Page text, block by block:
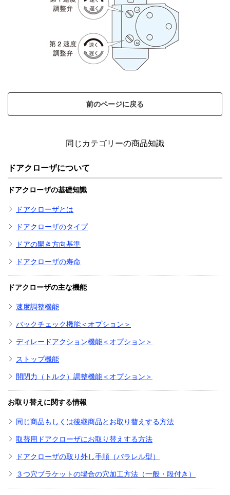
前のページに戻る
同じカテゴリーの商品知識
ドアクローザについて
ドアクローザの基礎知識
ドアクローザとは
ドアクローザのタイプ
ドアの開き方向基準
ドアクローザの寿命
ドアクローザの主な機能
速度調整機能
バックチェック機能＜オプション＞
ディレードアクション機能＜オプション＞
ストップ機能
開閉力（トルク）調整機能＜オプション＞
お取り替えに関する情報
同じ商品もしくは後継商品とお取り替えする方法
取替用ドアクローザにお取り替えする方法
ドアクローザの取り外し手順（パラレル型）
３つ穴ブラケットの場合の穴加工方法（一般・段付き）